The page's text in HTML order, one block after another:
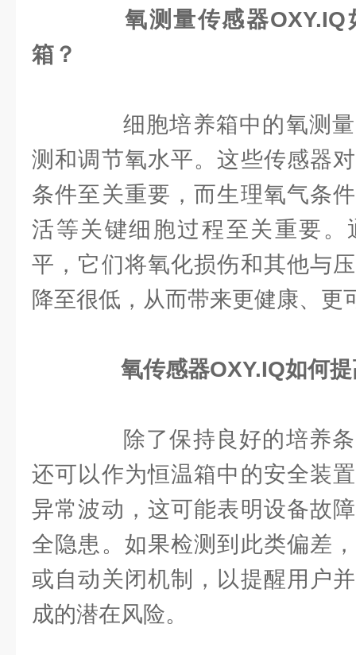
氧测量传感器
箱？
细胞培养箱中的氧测量
测和调节氧水平。这些传感器
条件至关重要，而生理氧气条
活等关键细胞过程至关重要。
平，它们将氧化损伤和其他与
降至很低，从而带来更健康、更
氧传感器OXY.IQ如何
除了保持良好的培养条
还可以作为恒温箱中的安全装
异常波动，这可能表明设备故
全隐患。如果检测到此类偏差
或自动关闭机制，以提醒用户
成的潜在风险。